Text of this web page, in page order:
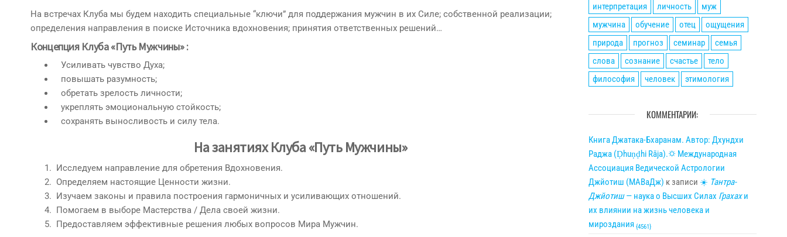
На встречах Клуба мы будем находить специальные “ключи” для поддержания мужчин в их Силе; собственной реализации;
определения направления в поиске Источника вдохновения; принятия ответственных решений…
КонцепцияКлуба «Путь Мужчины» :
Усиливать чувство Духа;
повышать разумность;
обретать зрелость личности;
укреплять эмоциональную стойкость;
сохранять выносливость и силу тела.
На занятиях Клуба «Путь Мужчины»
Исследуем направление для обретения Вдохновения.
Определяем настоящие Ценности жизни.
Изучаем законы и правила построения гармоничных и усиливающих отношений.
Помогаем в выборе Мастерства / Дела своей жизни.
Предоставляем эффективные решения любых вопросов Мира Мужчин.
интерпретация
личность
муж
мужчина
обучение отец
ощущения
природа
прогноз семинар
семья
слова
сознание счастье
тело
философия
человек этимология
КОММЕНТАРИИ:
Книга Джатака-Бхаранам. Автор: Дхундхи
Раджа (Ḍhuṇḍhi Rāja).🌣 Международная
Ассоциация Ведической Астрологии
Джйотиш (МАВаДж) к записи ☀ Тантра-
Джйотиш— наука о Высших Силах Грахахи
их влиянии на жизнь человека и
мироздания {4561}